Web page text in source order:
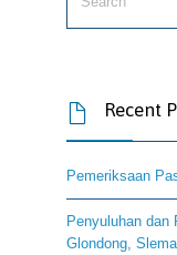
 Recent
Pemeriksaan
Penyuluhan dan
Glondong,